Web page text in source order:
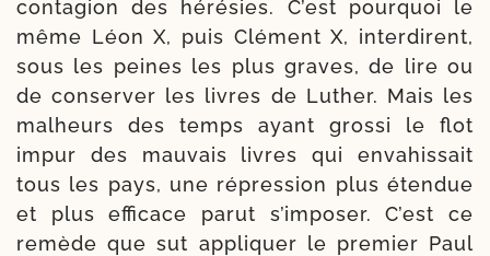
conta­gion des héré­sies. C’est pour­quoi le
même Léon X, puis Clément X, inter­dirent,
sous les peines les plus graves, de lire ou
de conser­ver les livres de Luther. Mais les
mal­heurs des temps ayant gros­si le flot
impur des mau­vais livres qui enva­his­sait
tous les pays, une répres­sion plus éten­due
et plus effi­cace parut s’imposer. C’est ce
remède que sut appli­quer le pre­mier Paul